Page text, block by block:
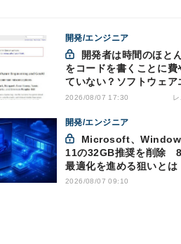
開発/エンジニア
をコードを書くことに費
ていない？ソフトウェア
ジニアリングにおけるAI
2026/08/07 17:30
開発/エンジニア
11の32GB推奨を削除
最適化を進める狙いとは
2026/08/07 09:10